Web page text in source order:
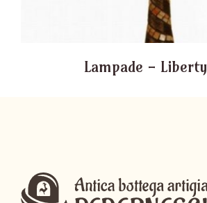
Lampade - Liberty